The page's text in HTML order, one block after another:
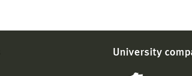
University